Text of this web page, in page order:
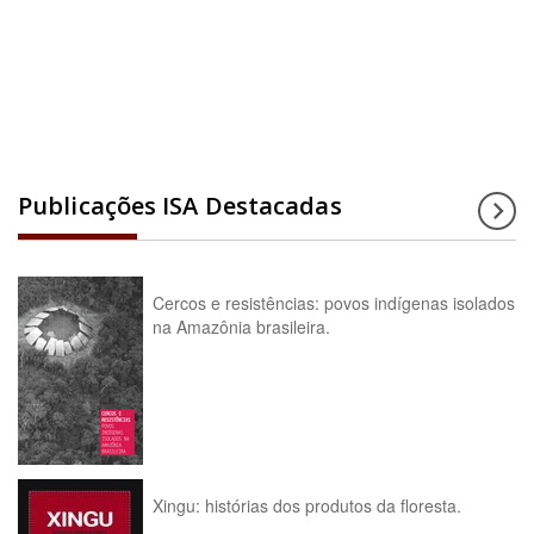
Publicações ISA Destacadas
Cercos e resistências: povos indígenas isolados
na Amazônia brasileira.
Xingu: histórias dos produtos da floresta.